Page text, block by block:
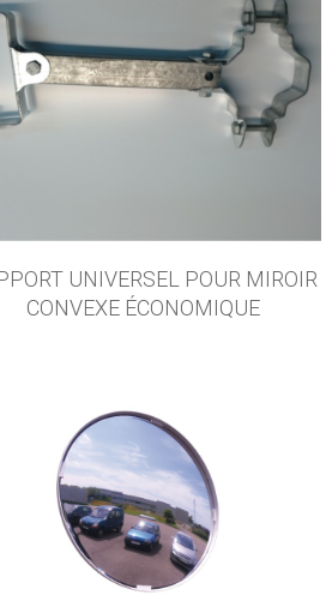
UNIVERSEL POUR MIROIR
CONVEXE ÉCONOMIQUE